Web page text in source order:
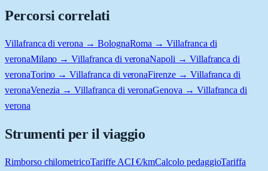
Percorsi correlati
Villafranca di verona → BolognaRoma → Villafranca di
veronaMilano → Villafranca di veronaNapoli → Villafranca di
veronaTorino → Villafranca di veronaFirenze → Villafranca di
veronaVenezia → Villafranca di veronaGenova → Villafranca di
verona
Strumenti per il viaggio
Rimborso chilometricoTariffe ACI €/kmCalcolo pedaggioTariffa